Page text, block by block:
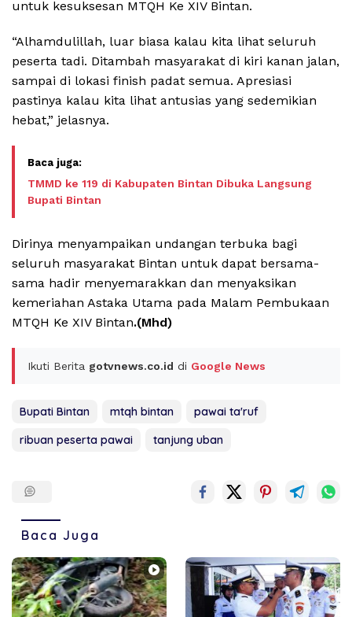
untuk kesuksesan MTQH Ke XIV Bintan.
“Alhamdulillah, luar biasa kalau kita lihat seluruh
peserta tadi. Ditambah masyarakat di kiri kanan jalan,
sampai di lokasi finish padat semua. Apresiasi
pastinya kalau kita lihat antusias yang sedemikian
hebat,” jelasnya.
TMMD ke 119 di Kabupaten Bintan Dibuka Langsung
Bupati Bintan
Dirinya menyampaikan undangan terbuka bagi
seluruh masyarakat Bintan untuk dapat bersama-
sama hadir menyemarakkan dan menyaksikan
kemeriahan Astaka Utama pada Malam Pembukaan
MTQH Ke XIV Bintan.(Mhd)
Ikuti Berita gotvnews.co.id di Google News
Bupati Bintan mtqh bintan
pawai ta'ruf
ribuan peserta pawai
tanjung uban
Baca Juga